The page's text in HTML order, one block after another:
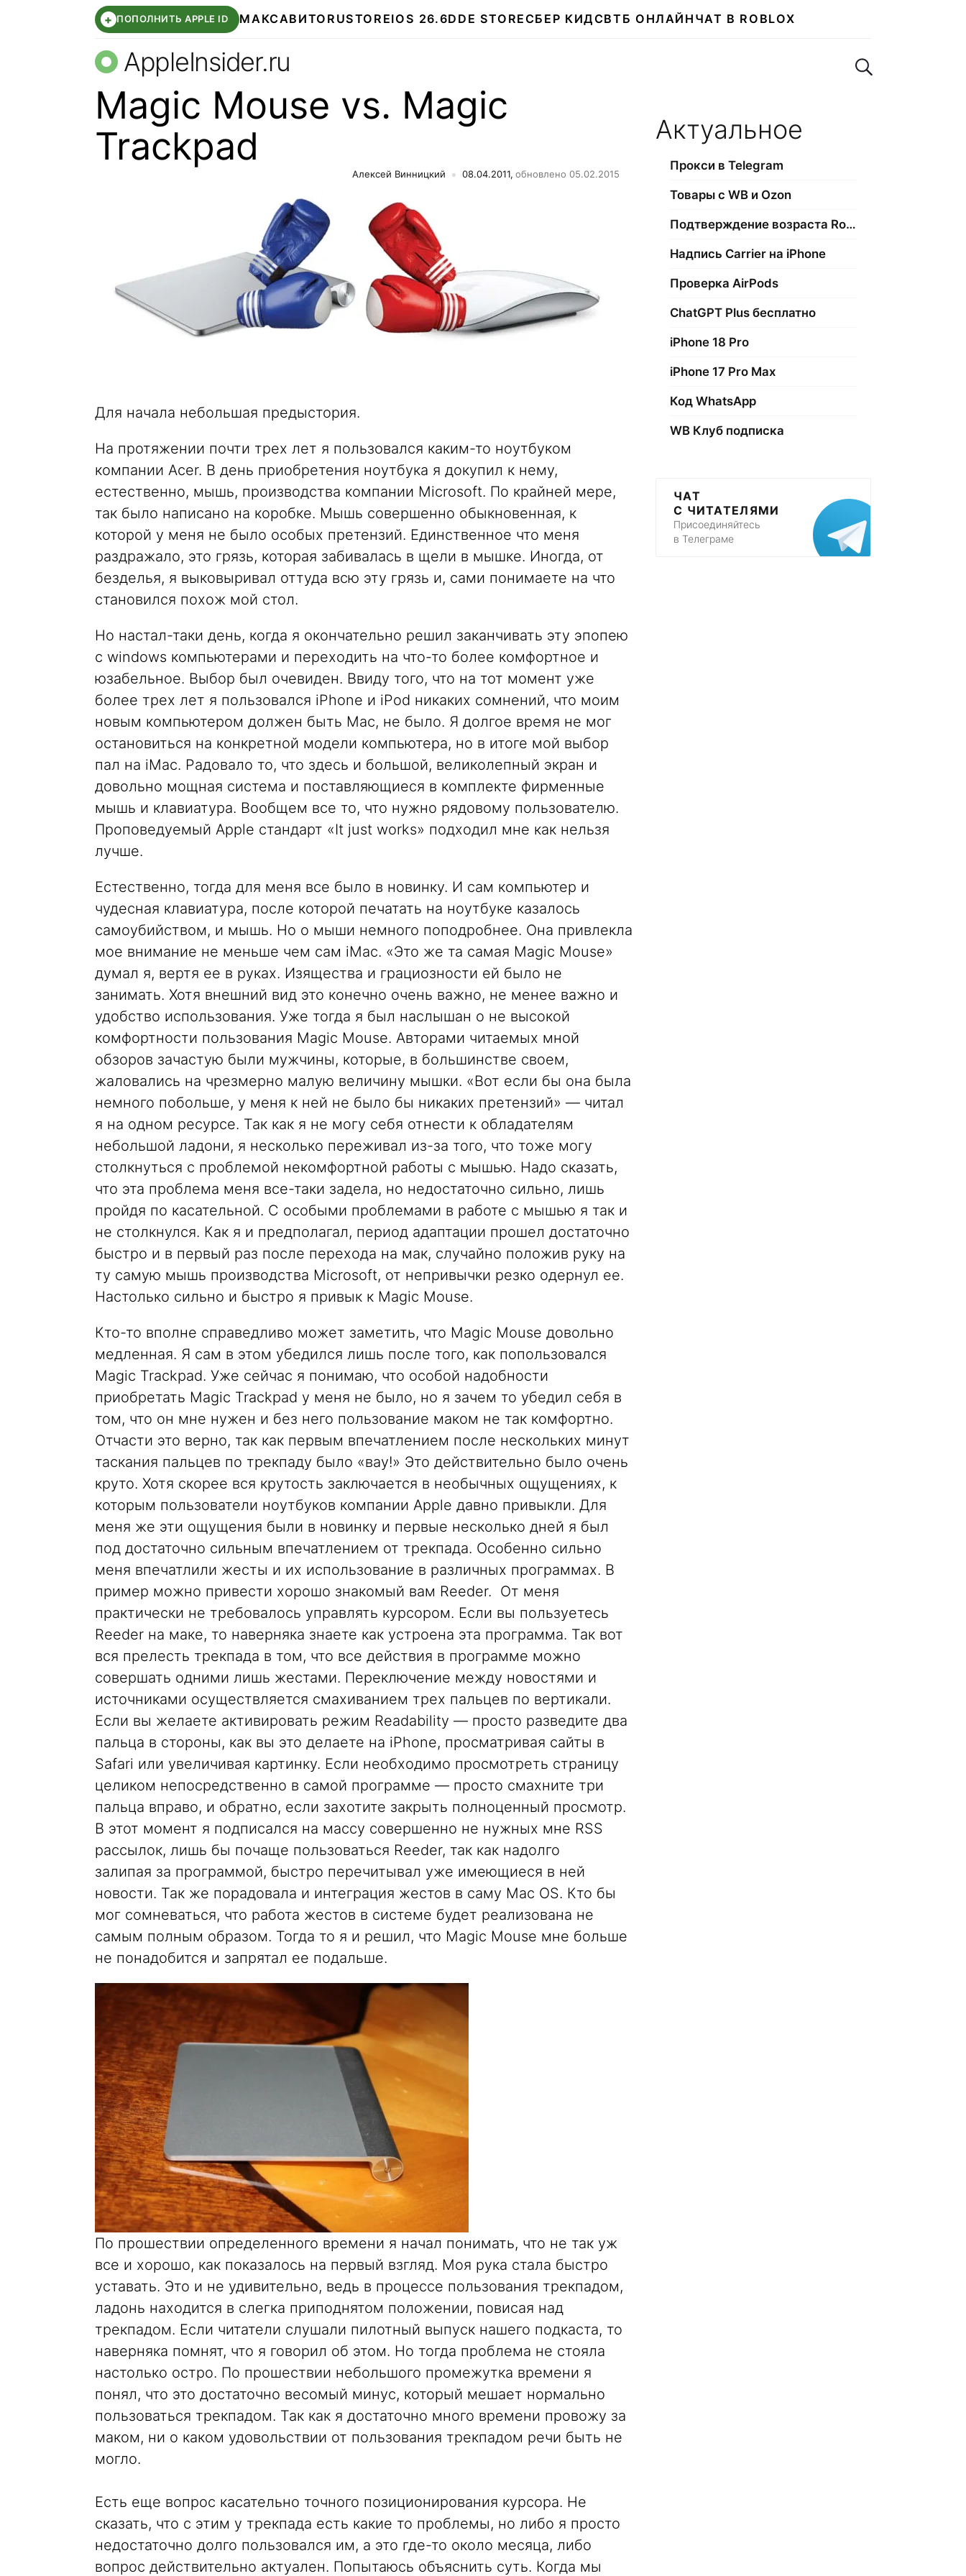
+ ПОПОЛНИТЬ APPLE ID МАКСАВИТО RUSTOREIOS 26.6DDE STORE СБЕР КИДСВТБ ОНЛАЙН ЧАТ В ROBLOX
AppleInsider.ru Поиск по сайту
Magic Mouse vs. Magic
Trackpad
Алексей Винницкий 08.04.2011, обновлено 05.02.2015
Для начала небольшая предыстория.
На протяжении почти трех лет я пользовался каким-то ноутбуком
компании Acer. В день приобретения ноутбука я докупил к нему,
естественно, мышь, производства компании Microsoft. По крайней мере,
так было написано на коробке. Мышь совершенно обыкновенная, к
которой у меня не было особых претензий. Единственное что меня
раздражало, это грязь, которая забивалась в щели в мышке. Иногда, от
безделья, я выковыривал оттуда всю эту грязь и, сами понимаете на что
становился похож мой стол.
Но настал-таки день, когда я окончательно решил заканчивать эту эпопею
с windows компьютерами и переходить на что-то более комфортное и
юзабельное. Выбор был очевиден. Ввиду того, что на тот момент уже
более трех лет я пользовался iPhone и iPod никаких сомнений, что моим
новым компьютером должен быть Mac, не было. Я долгое время не мог
остановиться на конкретной модели компьютера, но в итоге мой выбор
пал на iMac. Радовало то, что здесь и большой, великолепный экран и
довольно мощная система и поставляющиеся в комплекте фирменные
мышь и клавиатура. Вообщем все то, что нужно рядовому пользователю.
Проповедуемый Apple стандарт «It just works» подходил мне как нельзя
лучше.
Естественно, тогда для меня все было в новинку. И сам компьютер и
чудесная клавиатура, после которой печатать на ноутбуке казалось
самоубийством, и мышь. Но о мыши немного поподробнее. Она привлекла
мое внимание не меньше чем сам iMac. «Это же та самая Magic Mouse»
думал я, вертя ее в руках. Изящества и грациозности ей было не
занимать. Хотя внешний вид это конечно очень важно, не менее важно и
удобство использования. Уже тогда я был наслышан о не высокой
комфортности пользования Magic Mouse. Авторами читаемых мной
обзоров зачастую были мужчины, которые, в большинстве своем,
жаловались на чрезмерно малую величину мышки. «Вот если бы она была
немного побольше, у меня к ней не было бы никаких претензий» — читал
я на одном ресурсе. Так как я не могу себя отнести к обладателям
небольшой ладони, я несколько переживал из-за того, что тоже могу
столкнуться с проблемой некомфортной работы с мышью. Надо сказать,
что эта проблема меня все-таки задела, но недостаточно сильно, лишь
пройдя по касательной. С особыми проблемами в работе с мышью я так и
не столкнулся. Как я и предполагал, период адаптации прошел достаточно
быстро и в первый раз после перехода на мак, случайно положив руку на
ту самую мышь производства Microsoft, от непривычки резко одернул ее.
Настолько сильно и быстро я привык к Magic Mouse.
Кто-то вполне справедливо может заметить, что Magic Mouse довольно
медленная. Я сам в этом убедился лишь после того, как попользовался
Magic Trackpad. Уже сейчас я понимаю, что особой надобности
приобретать Magic Trackpad у меня не было, но я зачем то убедил себя в
том, что он мне нужен и без него пользование маком не так комфортно.
Отчасти это верно, так как первым впечатлением после нескольких минут
таскания пальцев по трекпаду было «вау!» Это действительно было очень
круто. Хотя скорее вся крутость заключается в необычных ощущениях, к
которым пользователи ноутбуков компании Apple давно привыкли. Для
меня же эти ощущения были в новинку и первые несколько дней я был
под достаточно сильным впечатлением от трекпада. Особенно сильно
меня впечатлили жесты и их использование в различных программах. В
пример можно привести хорошо знакомый вам Reeder. От меня
практически не требовалось управлять курсором. Если вы пользуетесь
Reeder на маке, то наверняка знаете как устроена эта программа. Так вот
вся прелесть трекпада в том, что все действия в программе можно
совершать одними лишь жестами. Переключение между новостями и
источниками осуществляется смахиванием трех пальцев по вертикали.
Если вы желаете активировать режим Readability — просто разведите два
пальца в стороны, как вы это делаете на iPhone, просматривая сайты в
Safari или увеличивая картинку. Если необходимо просмотреть страницу
целиком непосредственно в самой программе — просто смахните три
пальца вправо, и обратно, если захотите закрыть полноценный просмотр.
В этот момент я подписался на массу совершенно не нужных мне RSS
рассылок, лишь бы почаще пользоваться Reeder, так как надолго
залипая за программой, быстро перечитывал уже имеющиеся в ней
новости. Так же порадовала и интеграция жестов в саму Mac OS. Кто бы
мог сомневаться, что работа жестов в системе будет реализована не
самым полным образом. Тогда то я и решил, что Magic Mouse мне больше
не понадобится и запрятал ее подальше.
По прошествии определенного времени я начал понимать, что не так уж
все и хорошо, как показалось на первый взгляд. Моя рука стала быстро
уставать. Это и не удивительно, ведь в процессе пользования трекпадом,
ладонь находится в слегка приподнятом положении, повисая над
трекпадом. Если читатели слушали пилотный выпуск нашего подкаста, то
наверняка помнят, что я говорил об этом. Но тогда проблема не стояла
настолько остро. По прошествии небольшого промежутка времени я
понял, что это достаточно весомый минус, который мешает нормально
пользоваться трекпадом. Так как я достаточно много времени провожу за
маком, ни о каком удовольствии от пользования трекпадом речи быть не
могло.
Есть еще вопрос касательно точного позиционирования курсора. Не
сказать, что с этим у трекпада есть какие то проблемы, но либо я просто
недостаточно долго пользовался им, а это где-то около месяца, либо
вопрос действительно актуален. Попытаюсь объяснить суть. Когда мы
Актуальное
Прокси в Telegram
Товары с WB и Ozon
Подтверждение возраста Roblox
Надпись Carrier на iPhone
Проверка AirPods
ChatGPT Plus бесплатно
iPhone 18 Pro
iPhone 17 Pro Max
Код WhatsApp
WB Клуб подписка
ЧАТ
С ЧИТАТЕЛЯМИ
Присоединяйтесь
в Телеграме